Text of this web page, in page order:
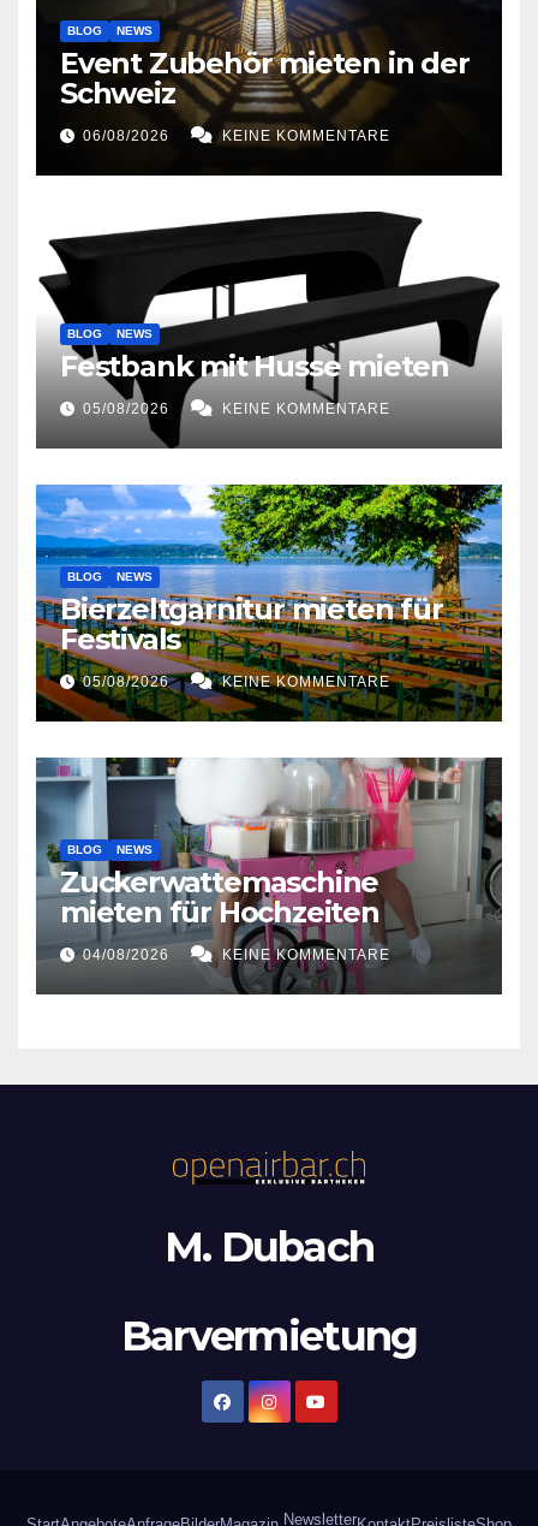
BLOG NEWS
Event Zubehör mieten in der
Schweiz
06/08/2026 KEINE KOMMENTARE
BLOG NEWS
Festbank mit Husse mieten
05/08/2026 KEINE KOMMENTARE
BLOG NEWS
Bierzeltgarnitur mieten für
Festivals
05/08/2026 KEINE KOMMENTARE
BLOG NEWS
Zuckerwattemaschine
mieten für Hochzeiten
04/08/2026 KEINE KOMMENTARE
M. Dubach
Barvermietung
Newsletter